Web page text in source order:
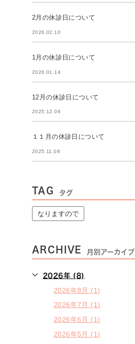
2月の休診日について
2026.02.10
1月の休診日について
2026.01.14
12月の休診日について
2025.12.06
１１月の休診日について
2025.11.08
TAG タグ
なりますので
ARCHIVE 月別アーカイブ
2026年 (8)
2026年8月 (1)
2026年7月 (1)
2026年6月 (1)
2026年5月 (1)